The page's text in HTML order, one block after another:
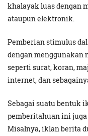
khalayak luas dengan
ataupun elektronik.
Pemberian stimulus
dengan menggunakan
seperti surat, koran,
internet, dan
Sebagai suatu bentuk
pemberitahuan ini
Misalnya, iklan berita